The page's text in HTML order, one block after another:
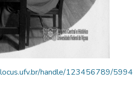
handle/123456789/5994